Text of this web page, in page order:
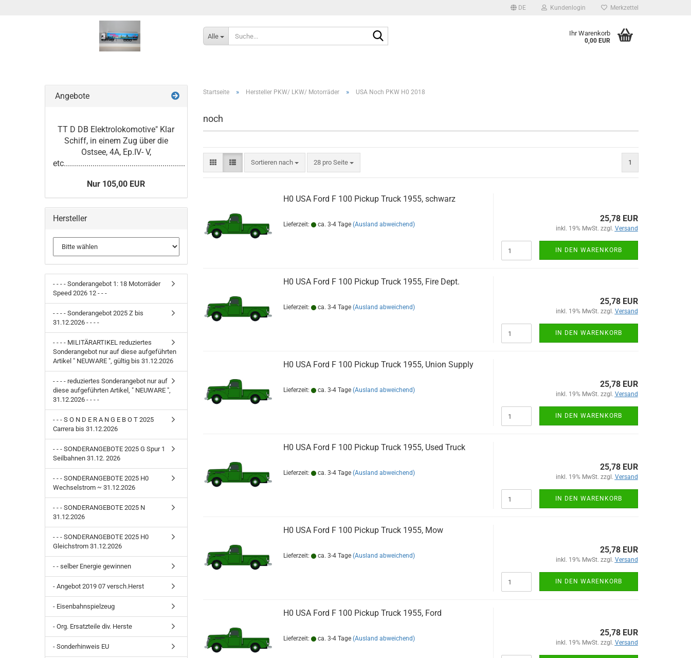
DE Kundenlogin Merkzettel
Alle Ihr Warenkorb
0,00 EUR
Startseite » Hersteller PKW/ LKW/ Motorräder » USA Noch PKW H0 2018
noch
Sortieren nach
Sortieren nach 28 pro Seite
pro Seite 1
H0 USA Ford F 100 Pickup Truck 1955, schwarz
Lieferzeit: ca. 3-4 Tage (Ausland abweichend)
25,78 EUR
inkl. 19% MwSt. zzgl. Versand
IN DEN WARENKORB
H0 USA Ford F 100 Pickup Truck 1955, Fire Dept.
Lieferzeit: ca. 3-4 Tage (Ausland abweichend)
25,78 EUR
inkl. 19% MwSt. zzgl. Versand
IN DEN WARENKORB
H0 USA Ford F 100 Pickup Truck 1955, Union Supply
Lieferzeit: ca. 3-4 Tage (Ausland abweichend)
25,78 EUR
inkl. 19% MwSt. zzgl. Versand
IN DEN WARENKORB
H0 USA Ford F 100 Pickup Truck 1955, Used Truck
Lieferzeit: ca. 3-4 Tage (Ausland abweichend)
25,78 EUR
inkl. 19% MwSt. zzgl. Versand
IN DEN WARENKORB
H0 USA Ford F 100 Pickup Truck 1955, Mow
Lieferzeit: ca. 3-4 Tage (Ausland abweichend)
25,78 EUR
inkl. 19% MwSt. zzgl. Versand
IN DEN WARENKORB
H0 USA Ford F 100 Pickup Truck 1955, Ford
Lieferzeit: ca. 3-4 Tage (Ausland abweichend)
25,78 EUR
inkl. 19% MwSt. zzgl. Versand
Angebote
TT D DB Elektrolokomotive" Klar
Schiff, in einem Zug über die
Ostsee, 4A, Ep.IV- V,
etc...........................................................
Nur 105,00 EUR
Hersteller
- - - - Sonderangebot 1: 18 Motorräder
Speed 2026 12 - - -
- - - - Sonderangebot 2025 Z bis
31.12.2026 - - - -
- - - - MILITÄRARTIKEL reduziertes
Sonderangebot nur auf diese aufgeführten
Artikel " NEUWARE ", gültig bis 31.12.2026
- - - - reduziertes Sonderangebot nur auf
diese aufgeführten Artikel, " NEUWARE ",
31.12.2026 - - - -
- - - S O N D E R A N G E B O T 2025
Carrera bis 31.12.2026
- - - SONDERANGEBOTE 2025 G Spur 1
Seilbahnen 31.12. 2026
- - - SONDERANGEBOTE 2025 H0
Wechselstrom ~ 31.12.2026
- - - SONDERANGEBOTE 2025 N
31.12.2026
- - - SONDERANGEBOTE 2025 H0
Gleichstrom 31.12.2026
- - selber Energie gewinnen
- Angebot 2019 07 versch.Herst
- Eisenbahnspielzeug
- Org. Ersatzteile div. Herste
- Sonderhinweis EU